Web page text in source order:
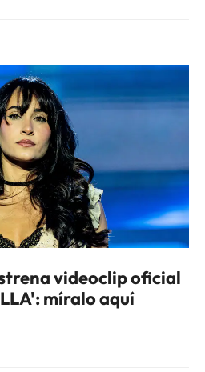
videoclip oficial
míralo aquí